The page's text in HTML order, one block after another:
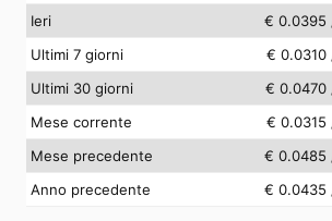
Ieri
€ 0.0395
Ultimi 7 giorni
€ 0.0310
Ultimi 30 giorni
€ 0.0470
Mese corrente
€ 0.0315
Mese precedente
€ 0.0485
Anno precedente
€ 0.0435